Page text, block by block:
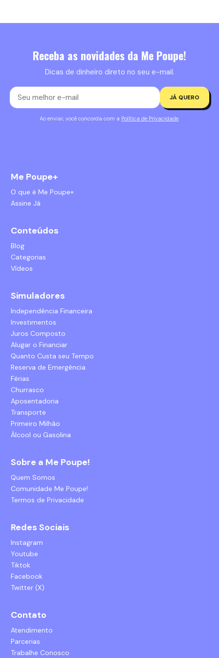
Receba as novidades da Me Poupe!
Dicas de dinheiro direto no seu e-mail.
JÁ QUERO
Ao enviar, você concorda com a Política de Privacidade.
Me Poupe+
O que é Me Poupe+
Assine Já
Conteúdos
Blog
Categorias
Vídeos
Simuladores
Independência Financeira
Investimentos
Juros Composto
Alugar o Financiar
Quanto Custa seu Tempo
Reserva de Emergência
Férias
Churrasco
Aposentadoria
Transporte
Primeiro Milhão
Álcool ou Gasolina
Sobre a Me Poupe!
Quem Somos
Comunidade Me Poupe!
Termos de Privacidade
Redes Sociais
Instagram
Youtube
Tiktok
Facebook
Twitter (X)
Contato
Atendimento
Parcerias
Trabalhe Conosco